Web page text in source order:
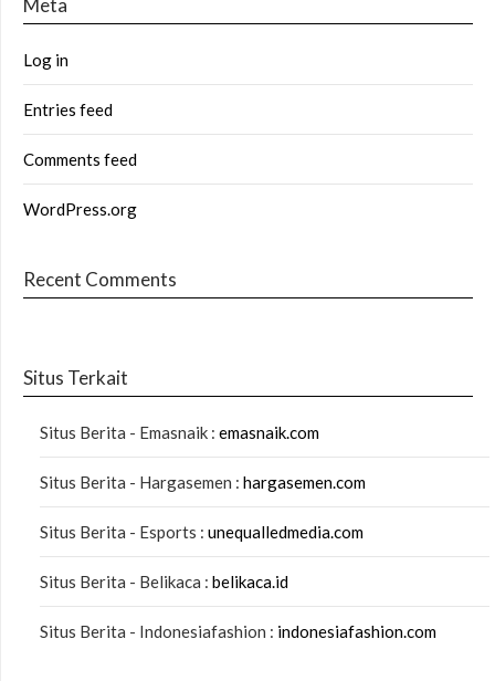
Meta
Log in
Entries feed
Comments feed
WordPress.org
Recent Comments
Situs Terkait
Situs Berita - Emasnaik : emasnaik.com
Situs Berita - Hargasemen : hargasemen.com
Situs Berita - Esports : unequalledmedia.com
Situs Berita - Belikaca : belikaca.id
Situs Berita - Indonesiafashion : indonesiafashion.com